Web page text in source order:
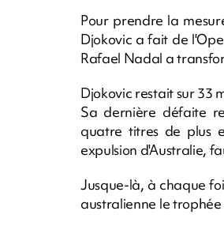
Pour prendre la
Djokovic a fait de
Rafael Nadal a
Djokovic restait sur 33
Sa dernière défaite
quatre titres de plus
expulsion d'Australie,
Jusque-là, à chaque
australienne le